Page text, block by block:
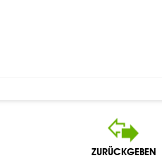
ZURÜCKGEBEN